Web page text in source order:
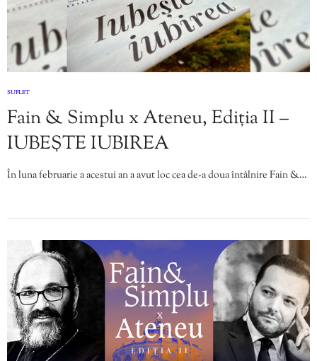
SUFLET
Fain & Simplu x Ateneu, Ediția II –
IUBEȘTE IUBIREA
În luna februarie a acestui an a avut loc cea de-a doua întâlnire Fain &…